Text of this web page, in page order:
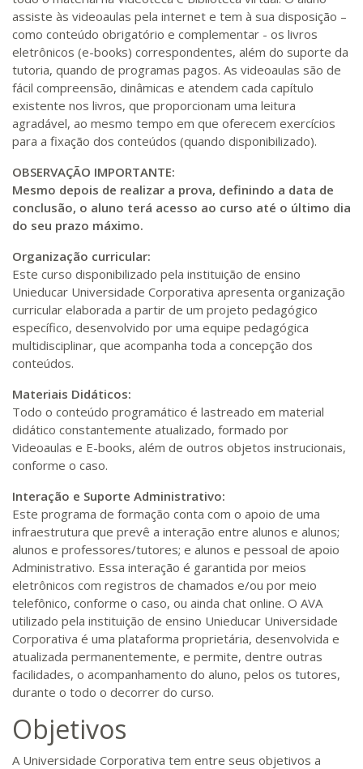
assiste às videoaulas pela internet e tem à sua disposição –
como conteúdo obrigatório e complementar - os livros
eletrônicos (e-books) correspondentes, além do suporte da
tutoria, quando de programas pagos. As videoaulas são de
fácil compreensão, dinâmicas e atendem cada capítulo
existente nos livros, que proporcionam uma leitura
agradável, ao mesmo tempo em que oferecem exercícios
para a fixação dos conteúdos (quando disponibilizado).
OBSERVAÇÃO IMPORTANTE:
Mesmo depois de realizar a prova, definindo a data de
conclusão, o aluno terá acesso ao curso até o último dia
do seu prazo máximo.
Organização curricular:
Este curso disponibilizado pela instituição de ensino
Unieducar Universidade Corporativa apresenta organização
curricular elaborada a partir de um projeto pedagógico
específico, desenvolvido por uma equipe pedagógica
multidisciplinar, que acompanha toda a concepção dos
conteúdos.
Materiais Didáticos:
Todo o conteúdo programático é lastreado em material
didático constantemente atualizado, formado por
Videoaulas e E-books, além de outros objetos instrucionais,
conforme o caso.
Interação e Suporte Administrativo:
Este programa de formação conta com o apoio de uma
infraestrutura que prevê a interação entre alunos e alunos;
alunos e professores/tutores; e alunos e pessoal de apoio
Administrativo. Essa interação é garantida por meios
eletrônicos com registros de chamados e/ou por meio
telefônico, conforme o caso, ou ainda chat online. O AVA
utilizado pela instituição de ensino Unieducar Universidade
Corporativa é uma plataforma proprietária, desenvolvida e
atualizada permanentemente, e permite, dentre outras
facilidades, o acompanhamento do aluno, pelos os tutores,
durante o todo o decorrer do curso.
Objetivos
A Universidade Corporativa tem entre seus objetivos a